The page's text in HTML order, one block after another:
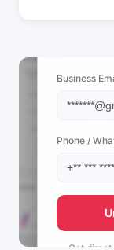
Business
Phone /